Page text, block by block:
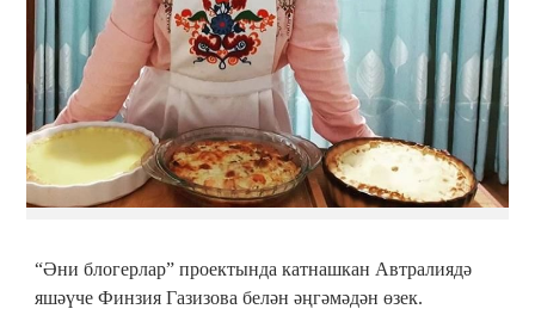
“Әни блогерлар” проектында катнашкан Автралиядә
яшәүче Финзия Газизова белән әңгәмәдән өзек.